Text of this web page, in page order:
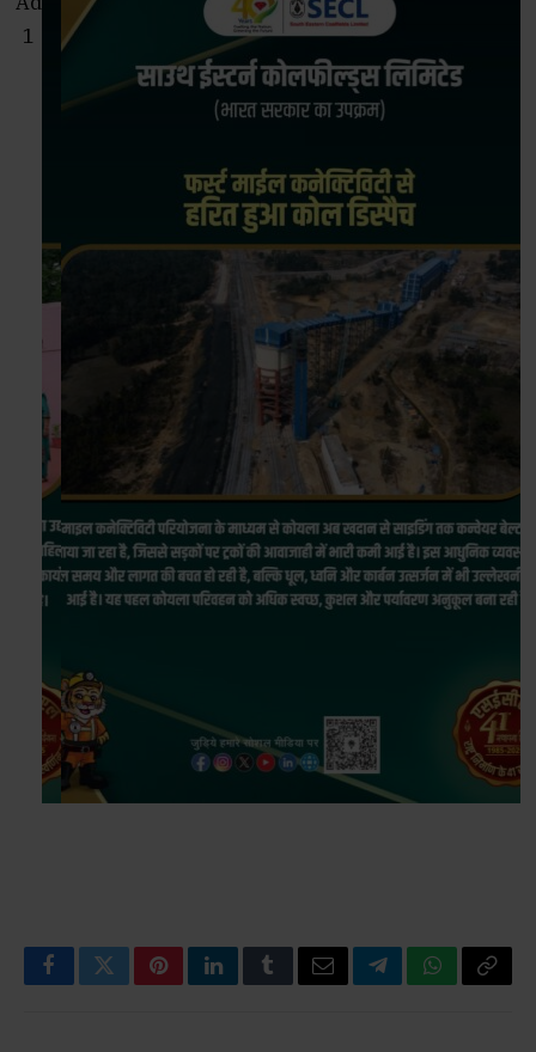
FacebookTwitterPinterestLinkedInTumblrEmailTelegramWhatsApp
Copy